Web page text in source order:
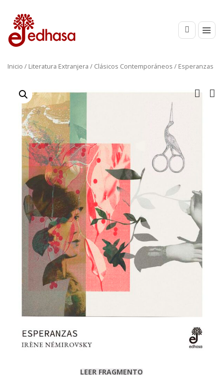
Inicio / Literatura Extranjera / Clásicos Contemporáneos / Esperanzas
LEER FRAGMENTO